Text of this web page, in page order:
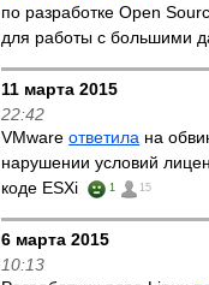
по разработке Open
для работы с большими
11 марта 2015
22:42
VMwareответила на
нарушении условий
коде ESXi
1 15
6 марта 2015
10:13